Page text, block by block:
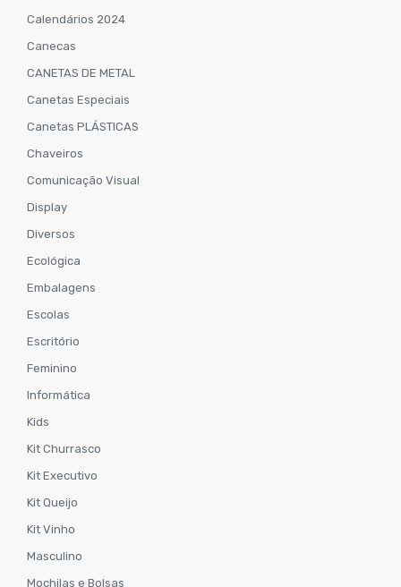
Calendários 2024
Canecas
CANETAS DE METAL
Canetas Especiais
Canetas PLÁSTICAS
Chaveiros
Comunicação Visual
Display
Diversos
Ecológica
Embalagens
Escolas
Escritório
Feminino
Informática
Kids
Kit Churrasco
Kit Executivo
Kit Queijo
Kit Vinho
Masculino
Mochilas e Bolsas